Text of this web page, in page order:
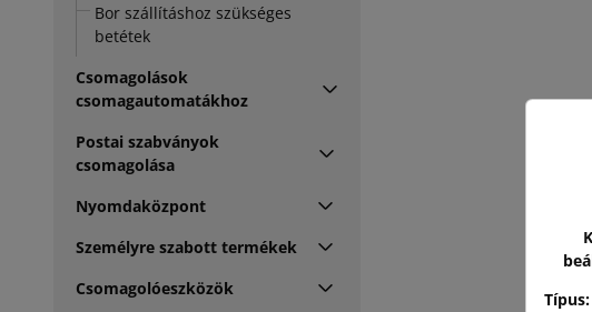
Bor szállításhoz szükséges
betétek
Csomagolások
csomagautomatákhoz
Postai szabványok
csomagolása
Nyomdaközpont
Személyre szabott termékek
Csomagolóeszközök
Típus: